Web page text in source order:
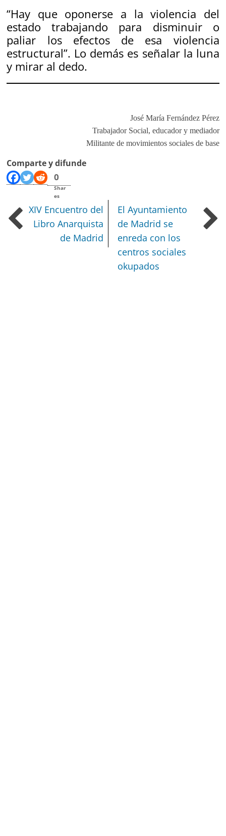
“Hay que oponerse a la violencia del
estado trabajando para disminuir o
paliar los efectos de esa violencia
estructural”. Lo demás es señalar la luna
y mirar al dedo.
José María Fernández Pérez
Trabajador Social, educador y mediador
Militante de movimientos sociales de base
Comparte y difunde
0
Shar
es
XIV Encuentro del
Libro Anarquista
de Madrid
El Ayuntamiento
de Madrid se
enreda con los
centros sociales
okupados